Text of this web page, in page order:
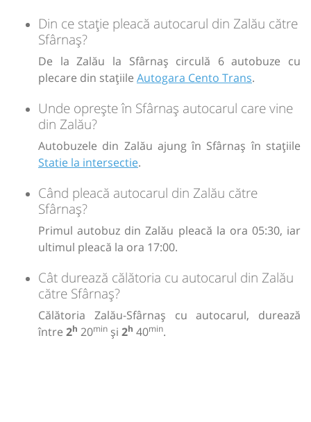
Sursa:Tur Cento Trans| Ultima actualizare:07/2026
Din ce stație pleacă autocarul din Zalău către
Sfârnaș?
De la Zalău la Sfârnaș circulă 6 autobuze cu
plecare din stațiile Autogara Cento Trans.
Unde oprește în Sfârnaș autocarul care vine
din Zalău?
Autobuzele din Zalău ajung în Sfârnaș în stațiile
Statie la intersectie.
Când pleacă autocarul din Zalău către
Sfârnaș?
Primul autobuz din Zalău pleacă la ora 05:30, iar
ultimul pleacă la ora 17:00.
Cât durează călătoria cu autocarul din Zalău
către Sfârnaș?
Călătoria Zalău-Sfârnaș cu autocarul, durează
între 2h 20min și 2h 40min.